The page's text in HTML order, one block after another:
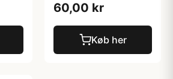
60,00 kr
Køb her